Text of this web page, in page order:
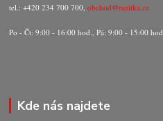
tel.: +420 234 700 700,obchod@razitka.cz
Po - Čt: 9:00 - 16:00 hod., Pá: 9:00 - 15:00 hod.
Kde nás najdete